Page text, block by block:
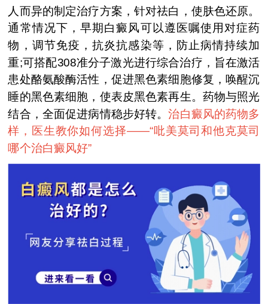
人而异的制定治疗方案，针对祛白，使肤色还原。
通常情况下，早期白癜风可以遵医嘱使用对症药
物，调节免疫，抗炎抗感染等，防止病情持续加
重;可搭配308准分子激光进行综合治疗，旨在激活
患处酪氨酸酶活性，促进黑色素细胞修复，唤醒沉
睡的黑色素细胞，使表皮黑色素再生。药物与照光
结合，全面促进病情稳步好转。治白癜风的药物多
样，医生教你如何选择——“吡美莫司和他克莫司
哪个治白癜风好”